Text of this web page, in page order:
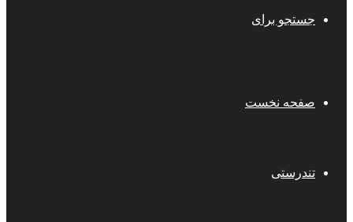
جستجو برای
صفحه نخست
تندرستی